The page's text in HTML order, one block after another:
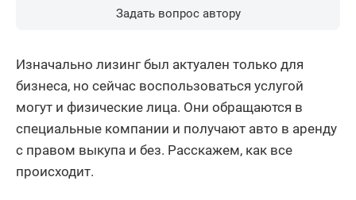
Задать вопрос автору
Изначально лизинг был актуален только для
бизнеса, но сейчас воспользоваться услугой
могут и физические лица. Они обращаются в
специальные компании и получают авто в аренду
с правом выкупа и без. Расскажем, как все
происходит.